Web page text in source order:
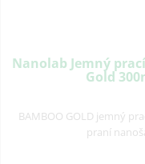
Nanolab Jemný
Gold
BAMBOO GOLD jemný
praní